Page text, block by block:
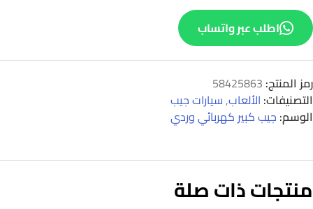
اطلب عبر واتساب
رمز المنتج: 58425863
التصنيفات: الألعاب,سيارات جيب
الوسم: جيب كبير كهربائي وردي
منتجات ذات صلة